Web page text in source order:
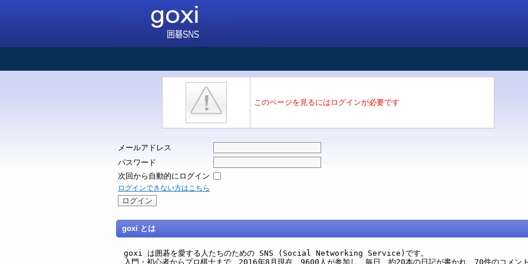
このページを見るにはログインが必要です
メールアドレス
パスワード
次回から自動的にログイン
ログインできない方はこちら
goxi とは
goxi は囲碁を愛する人たちのための SNS (Social Networking Service)です。
入門・初心者からプロ棋士まで、2016年8月現在、9600人が参加し、毎日、約20本の日記が書かれ、70件のコメント